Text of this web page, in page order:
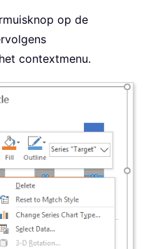
op de
contextmenu.